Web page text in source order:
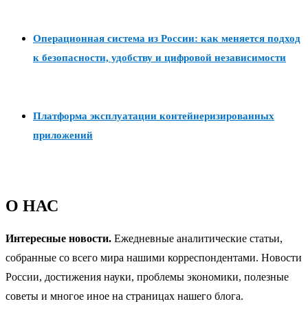
Операционная система из России: как меняется подход
к безопасности, удобству и цифровой независимости
Платформа эксплуатации контейнеризированных
приложений
О НАС
Интересные новости. Ежедневные аналитические статьи,
собранные со всего мира нашими корреспондентами. Новости
России, достижения науки, проблемы экономики, полезные
советы и многое иное на страницах нашего блога.